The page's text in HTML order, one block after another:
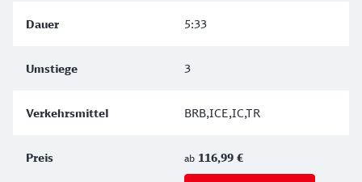
5:33
3
BRB,ICE,IC,TR
ab 116,99 €